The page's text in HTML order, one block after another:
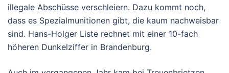
illegale Abschüsse verschleiern. Dazu kommt noch,
dass es Spezialmunitionen gibt, die kaum nachweisbar
sind. Hans-Holger Liste rechnet mit einer 10-fach
höheren Dunkelziffer in Brandenburg.